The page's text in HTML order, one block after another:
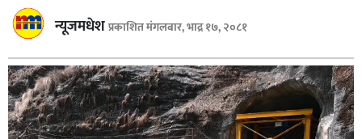
गण्डकी
बागमती
कर्णाली
सुदूरपश्चिम
न्यूजमधेशप्रकाशित मंगलबार, भाद्र १७, २०८१